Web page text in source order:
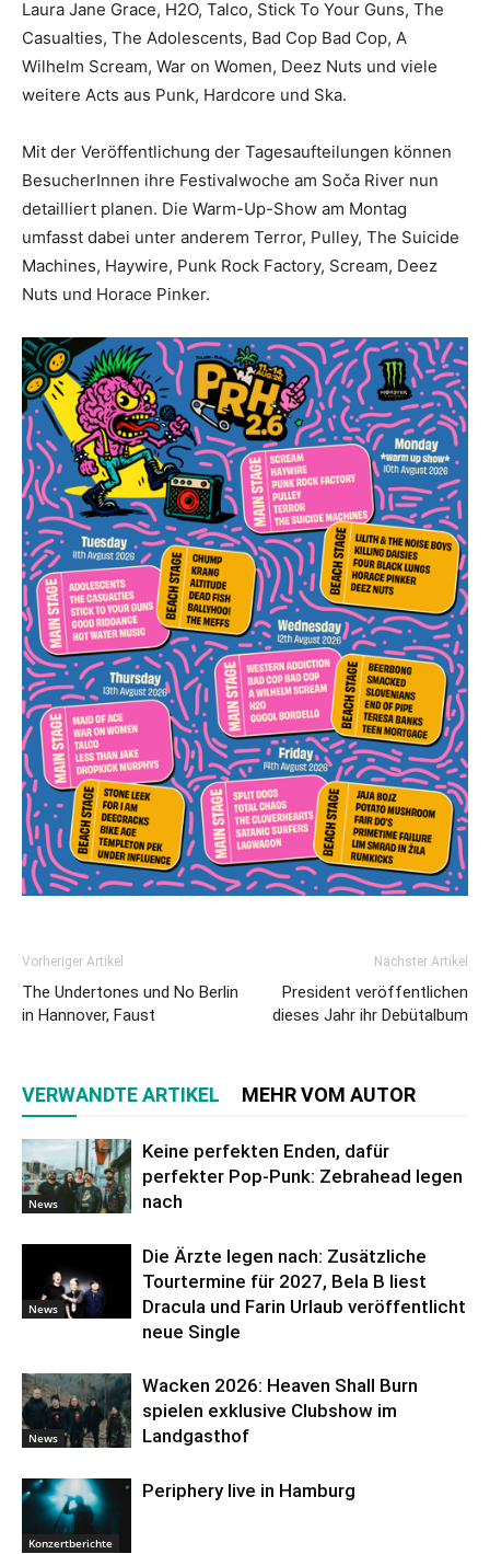
Laura Jane Grace, H2O, Talco, Stick To Your Guns, The
Casualties, The Adolescents, Bad Cop Bad Cop, A
Wilhelm Scream, War on Women, Deez Nuts und viele
weitere Acts aus Punk, Hardcore und Ska.
Mit der Veröffentlichung der Tagesaufteilungen können
BesucherInnen ihre Festivalwoche am Soča River nun
detailliert planen. Die Warm-Up-Show am Montag
umfasst dabei unter anderem Terror, Pulley, The Suicide
Machines, Haywire, Punk Rock Factory, Scream, Deez
Nuts und Horace Pinker.
Vorheriger Artikel
The Undertones und No Berlin
in Hannover, Faust
Nächster Artikel
President veröffentlichen
dieses Jahr ihr Debütalbum
VERWANDTE ARTIKEL MEHR VOM AUTOR
News
Keine perfekten Enden, dafür
perfekter Pop-Punk: Zebrahead legen
nach
News
Die Ärzte legen nach: Zusätzliche
Tourtermine für 2027, Bela B liest
Dracula und Farin Urlaub veröffentlicht
neue Single
News
Wacken 2026: Heaven Shall Burn
spielen exklusive Clubshow im
Landgasthof
Konzertberichte
Periphery live in Hamburg